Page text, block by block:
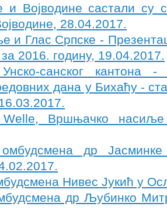
и Војводине састали
28.04.2017.
и Глас Српске -
2016. годину, 19.04.2017.
санског кантона
дана у Бихаћу -
Welle, Вршњачко
др
Нивес Јукић у
др Љубинко